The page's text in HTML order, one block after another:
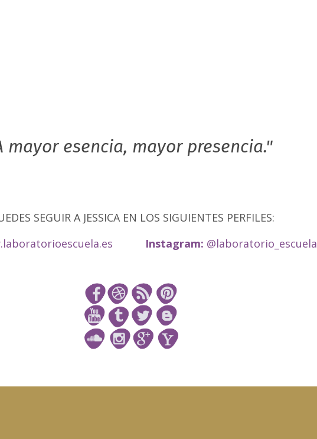
mayor esencia, mayor presencia."
SEGUIR A JESSICA EN LOS SIGUIENTES PERFILES:
Instagram: @laboratorio_escuela